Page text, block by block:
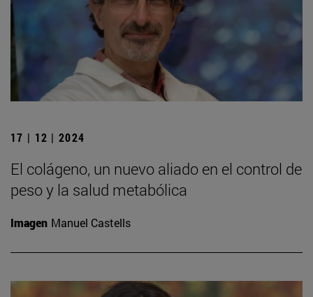
17 | 12 | 2024
El colágeno, un nuevo aliado en el control de
peso y la salud metabólica
Imagen Manuel Castells